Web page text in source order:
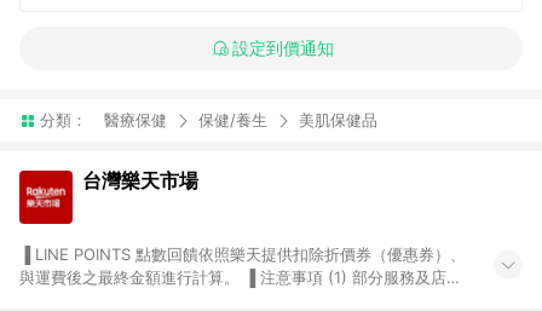
設定到價通知
分類： 醫療保健 保健/養生 美肌保健品
台灣樂天市場
與運費後之最終金額進行計算。 ▐ 注意事項 (1) 部分服務及店家